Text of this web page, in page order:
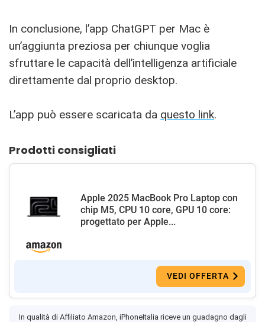
In conclusione, l’app ChatGPT per Mac è
un’aggiunta preziosa per chiunque voglia
sfruttare le capacità dell’intelligenza artificiale
direttamente dal proprio desktop.
L’app può essere scaricata da questo link.
Prodotti consigliati
Apple 2025 MacBook Pro Laptop con
chip M5, CPU 10 core, GPU 10 core:
progettato per Apple...
VEDI OFFERTA
In qualità di Affiliato Amazon, iPhoneItalia riceve un guadagno dagli